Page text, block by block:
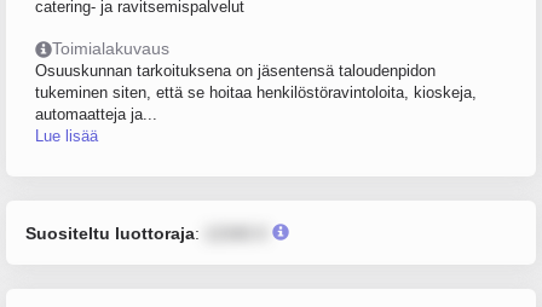
catering- ja ravitsemispalvelut
Toimialakuvaus
Osuuskunnan tarkoituksena on jäsentensä taloudenpidon
tukeminen siten, että se hoitaa henkilöstöravintoloita, kioskeja,
automaatteja ja...
Lue lisää
Suositeltu luottoraja: